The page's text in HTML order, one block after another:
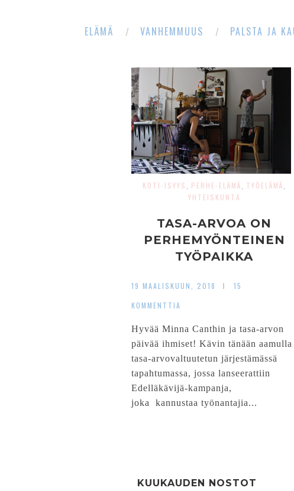
ELÄMÄ VANHEMMUUS PALSTA JA
KOTI-ISYYS , PERHE-ELÄMÄ , TYÖELÄMÄ ,
YHTEISKUNTA
TASA-ARVOA ON
PERHEMYÖNTEINEN
TYÖPAIKKA
19 MAALISKUUN, 2018
15
KOMMENTTIA
Hyvää Minna Canthin ja tasa-arvon
päivää ihmiset! Kävin tänään aamulla
tasa-arvovaltuutetun järjestämässä
tapahtumassa, jossa lanseerattiin
Edelläkävijä-kampanja,
joka kannustaa työnantajia...
KUUKAUDEN NOSTOT